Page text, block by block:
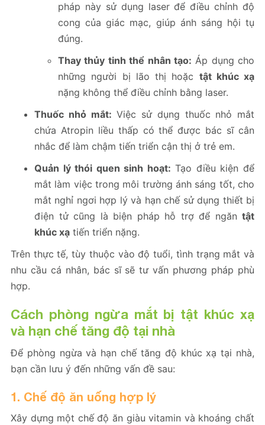
pháp này sử dụng laser để điều chỉnh độ
cong của giác mạc, giúp ánh sáng hội tụ
đúng.
Thay thủy tinh thể nhân tạo: Áp dụng cho
những người bị lão thị hoặc tật khúc xạ
nặng không thể điều chỉnh bằng laser.
Thuốc nhỏ mắt: Việc sử dụng thuốc nhỏ mắt
chứa Atropin liều thấp có thể được bác sĩ cân
nhắc để làm chậm tiến triển cận thị ở trẻ em.
Quản lý thói quen sinh hoạt: Tạo điều kiện để
mắt làm việc trong môi trường ánh sáng tốt, cho
mắt nghỉ ngơi hợp lý và hạn chế sử dụng thiết bị
điện tử cũng là biện pháp hỗ trợ để ngăn tật
khúc xạ tiến triển nặng.
Trên thực tế, tùy thuộc vào độ tuổi, tình trạng mắt và
nhu cầu cá nhân, bác sĩ sẽ tư vấn phương pháp phù
hợp.
Cách phòng ngừa mắt bị tật khúc xạ
và hạn chế tăng độ tại nhà
Để phòng ngừa và hạn chế tăng độ khúc xạ tại nhà,
bạn cần lưu ý đến những vấn đề sau:
1. Chế độ ăn uống hợp lý
Xây dựng một chế độ ăn giàu vitamin và khoáng chất